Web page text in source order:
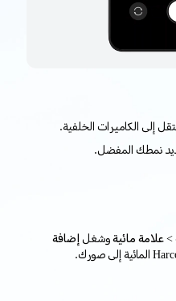
إلى الكاميرات الخلفية.
نمطك المفضل.
> علامة مائيةوشغلإضافة